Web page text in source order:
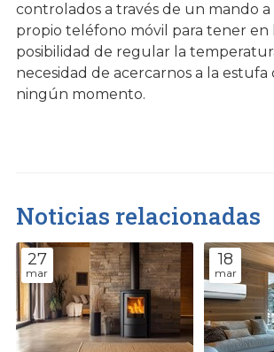
controlados a través de un mando a
propio teléfono móvil para tener en
posibilidad de regular la
necesidad de acercarnos a la estufa
ningún momento.
Noticias relacionadas
27
mar
18
mar